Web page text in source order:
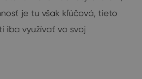
je tu však kľúčová, tieto
iba využívať vo svoj